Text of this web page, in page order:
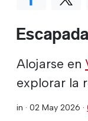
Alojarse en
explorar la
in · 02 May 2026 ·